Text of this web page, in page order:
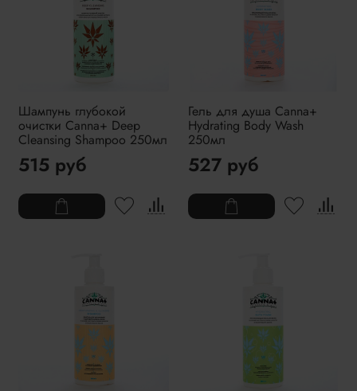
Шампунь глубокой
очистки Canna+ Deep
Cleansing Shampoo 250мл
515 руб
Гель для душа Canna+
Hydrating Body Wash
250мл
527 руб